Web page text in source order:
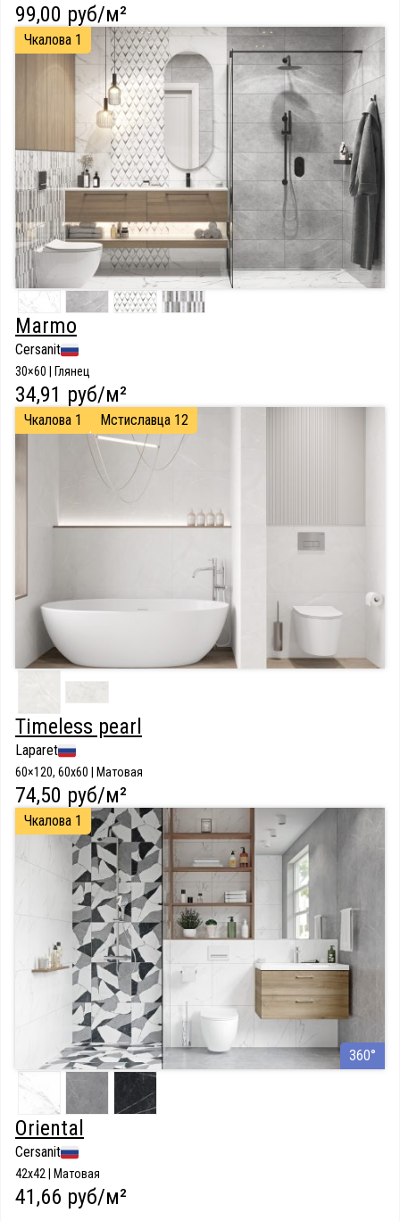
99,00 руб/м²
Чкалова 1
Marmo
Cersanit
30×60 | Глянец
34,91 руб/м²
Чкалова 1 Мстиславца 12
Timeless pearl
Laparet
60×120, 60x60 | Матовая
74,50 руб/м²
Чкалова 1
360°
Oriental
Cersanit
42x42 | Матовая
41,66 руб/м²